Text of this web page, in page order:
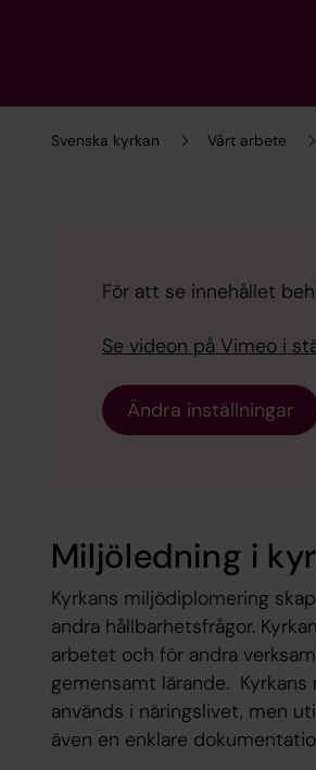
Svenska kyrkan Vårt arbete
För att se innehållet
Se videon på Vimeo i
Ändra inställningar
Miljöledning i
Kyrkans miljödiplomering
andra hållbarhetsfrågor.
arbetet och för andra
gemensamt lärande.
används i näringslivet, men
även en enklare